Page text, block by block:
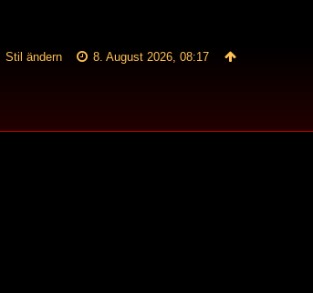
8. August 2026, 08:17
Stil ändern